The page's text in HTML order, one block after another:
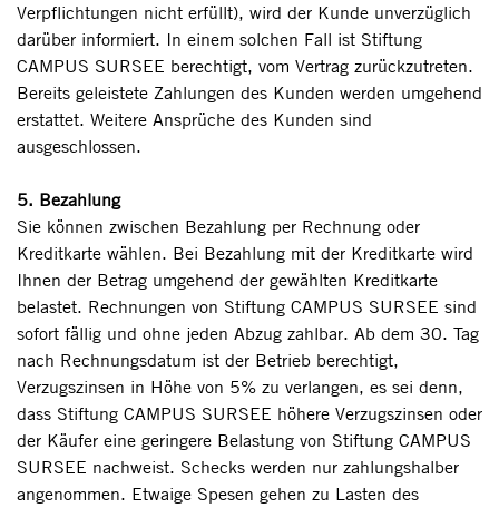
Verpflichtungen nicht erfüllt), wird der Kunde unverzüglich
darüber informiert. In einem solchen Fall ist Stiftung
CAMPUS SURSEE berechtigt, vom Vertrag zurückzutreten.
Bereits geleistete Zahlungen des Kunden werden umgehend
erstattet. Weitere Ansprüche des Kunden sind
ausgeschlossen.
5. Bezahlung
Sie können zwischen Bezahlung per Rechnung oder
Kreditkarte wählen. Bei Bezahlung mit der Kreditkarte wird
Ihnen der Betrag umgehend der gewählten Kreditkarte
belastet. Rechnungen von Stiftung CAMPUS SURSEE sind
sofort fällig und ohne jeden Abzug zahlbar. Ab dem 30. Tag
nach Rechnungsdatum ist der Betrieb berechtigt,
Verzugszinsen in Höhe von 5% zu verlangen, es sei denn,
dass Stiftung CAMPUS SURSEE höhere Verzugszinsen oder
der Käufer eine geringere Belastung von Stiftung CAMPUS
SURSEE nachweist. Schecks werden nur zahlungshalber
angenommen. Etwaige Spesen gehen zu Lasten des